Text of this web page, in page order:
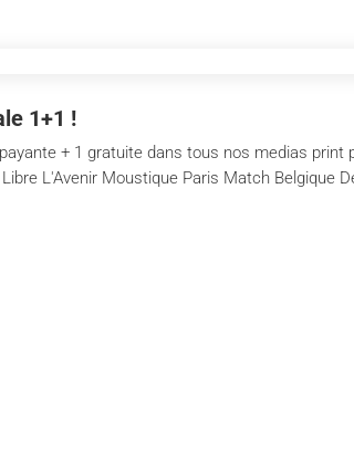
1+1 !
+ 1 gratuite dans tous nos medias
L'Avenir Moustique Paris Match Belgique